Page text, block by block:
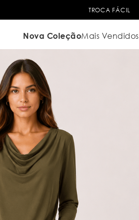
TROCA FÁCIL
Nova ColeçãoMais Vendidos